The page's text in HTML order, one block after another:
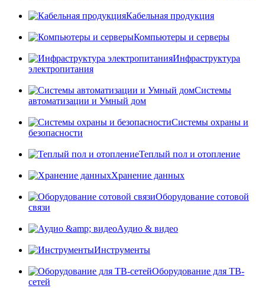
Кабельная продукция
Компьютеры и серверы
Инфраструктура
электропитания
Системы
автоматизации и Умный дом
Системы охраны и
безопасности
Теплый пол и отопление
Хранение данных
Оборудование сотовой
связи
Аудио & видео
Инструменты
Оборудование для ТВ-
сетей